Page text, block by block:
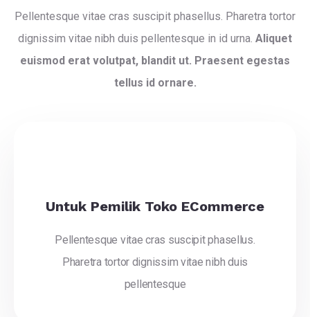
Pellentesque vitae cras suscipit phasellus. Pharetra tortor
dignissim vitae nibh duis pellentesque in id urna. Aliquet
euismod erat volutpat, blandit ut. Praesent egestas
tellus id ornare.
Untuk Pemilik Toko ECommerce
Pellentesque vitae cras suscipit phasellus.
Pharetra tortor dignissim vitae nibh duis
pellentesque